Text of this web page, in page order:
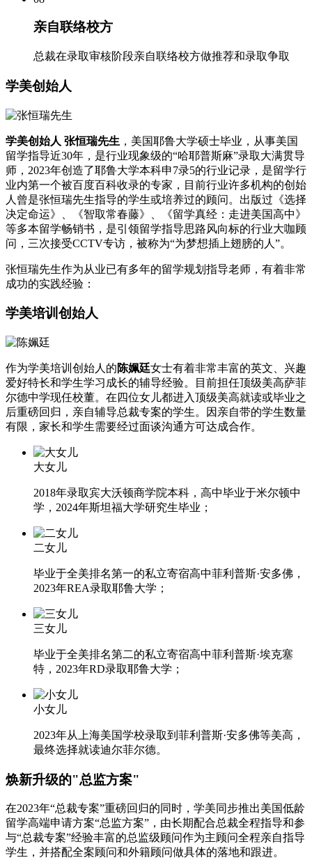
亲自联络校方
总裁在录取审核阶段亲自联络校方做推荐和录取争取
学美创始人
学美创始人 张恒瑞先生 ，美国耶鲁大学硕士毕业，从事美国
留学指导近30年，是行业现象级的“哈耶普斯麻”录取大满贯导
师，2023年创造了耶鲁大学本科申7录5的行业记录，是留学行
业内第一个被百度百科收录的专家，目前行业许多机构的创始
人曾是张恒瑞先生指导的学生或培养过的顾问。出版过《选择
决定命运》、《智取常春藤》、《留学真经：走进美国高中》
等多本留学畅销书，是引领留学指导思路风向标的行业大咖顾
问，三次接受CCTV专访，被称为“为梦想插上翅膀的人”。
张恒瑞先生作为从业已有多年的留学规划指导老师，有着非常
成功的实践经验：
学美培训创始人
作为学美培训创始人的陈姵廷女士有着非常丰富的英文、兴趣
爱好特长和学生学习成长的辅导经验。目前担任顶级美高萨菲
尔德中学现任校董。在四位女儿都进入顶级美高就读或毕业之
后重磅回归，亲自辅导总裁专案的学生。因亲自带的学生数量
有限，家长和学生需要经过面谈沟通方可达成合作。
大女儿
2018年录取宾大沃顿商学院本科，高中毕业于米尔顿中
学，2024年斯坦福大学研究生毕业；
二女儿
毕业于全美排名第一的私立寄宿高中菲利普斯·安多佛，
2023年REA录取耶鲁大学；
三女儿
毕业于全美排名第二的私立寄宿高中菲利普斯·埃克塞
特，2023年RD录取耶鲁大学；
小女儿
2023年从上海美国学校录取到菲利普斯·安多佛等美高，
最终选择就读迪尔菲尔德。
焕新升级的"总监方案"
在2023年“总裁专案”重磅回归的同时，学美同步推出美国低龄
留学高端申请方案“总监方案”，由长期配合总裁全程指导和参
与“总裁专案”经验丰富的总监级顾问作为主顾问全程亲自指导
学生，并搭配全案顾问和外籍顾问做具体的落地和跟进。